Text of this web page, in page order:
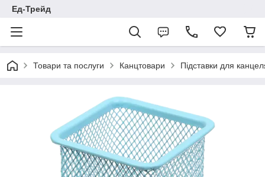
Ед-Трейд
Товари та послуги Канцтовари Підставки для